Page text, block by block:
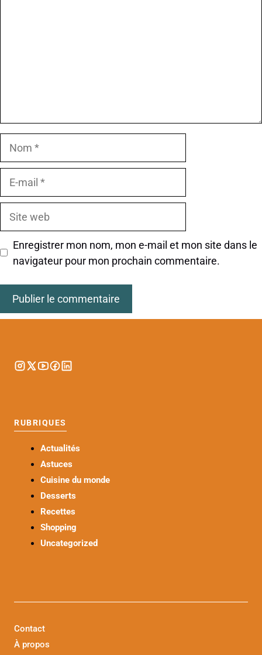
Site
Enregistrer mon nom, mon e-mail et mon site dans le
navigateur pour mon prochain commentaire.
RUBRIQUES
Actualités
Astuces
Cuisine du monde
Desserts
Recettes
Shopping
Uncategorized
Contact
À propos